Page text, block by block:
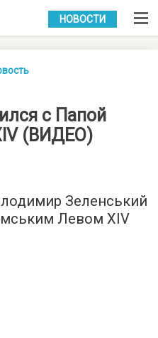
УКР РУС
НОВОСТИ
с Папой
(ВИДЕО)
Зеленський
Левом XIV